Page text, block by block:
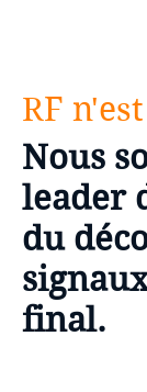
RF
Nous
leader
du
final.